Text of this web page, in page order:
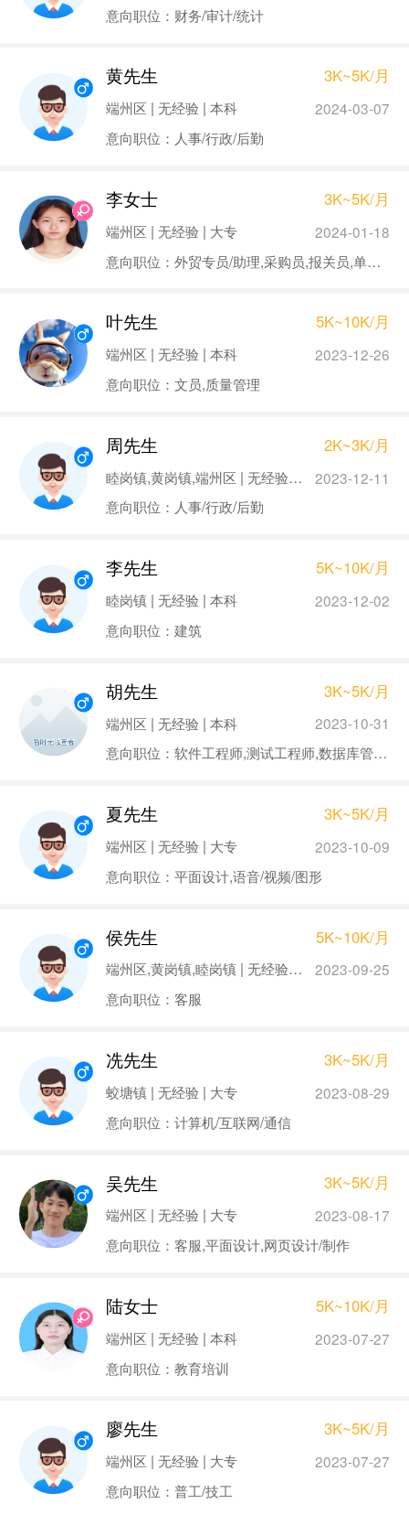
意向职位：财务/审计/统计
黄先生 3K~5K/月
端州区 | 无经验 | 本科
2024-03-07
意向职位：人事/行政/后勤
李女士 3K~5K/月
端州区 | 无经验 | 大专
2024-01-18
意向职位：外贸专员/助理,采购员,报关员,单证员,供应链管理
叶先生 5K~10K/月
端州区 | 无经验 | 本科
2023-12-26
意向职位：文员,质量管理
周先生 2K~3K/月
睦岗镇,黄岗镇,端州区 | 无经验 | 本科
2023-12-11
意向职位：人事/行政/后勤
李先生 5K~10K/月
睦岗镇 | 无经验 | 本科
2023-12-02
意向职位：建筑
胡先生 3K~5K/月
端州区 | 无经验 | 本科
2023-10-31
意向职位：软件工程师,测试工程师,数据库管理/DBA,网络管理员
夏先生 3K~5K/月
端州区 | 无经验 | 大专
2023-10-09
意向职位：平面设计,语音/视频/图形
侯先生 5K~10K/月
端州区,黄岗镇,睦岗镇 | 无经验 | 中专
2023-09-25
意向职位：客服
冼先生 3K~5K/月
蛟塘镇 | 无经验 | 大专
2023-08-29
意向职位：计算机/互联网/通信
吴先生 3K~5K/月
端州区 | 无经验 | 大专
2023-08-17
意向职位：客服,平面设计,网页设计/制作
陆女士 5K~10K/月
端州区 | 无经验 | 本科
2023-07-27
意向职位：教育培训
廖先生 3K~5K/月
端州区 | 无经验 | 大专
2023-07-27
意向职位：普工/技工